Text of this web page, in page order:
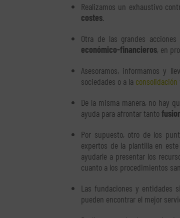
Realizamos un exhaustivo
costes.
Otra de las grandes
económico-financieros, en
Asesoramos, informamos y
sociedades o a la consolidación
De la misma manera, no hay
ayuda para afrontar tanto
Por supuesto, otro de los
expertos de la plantilla en
ayudarle a presentar los
cuanto a los procedimientos
Las fundaciones y entidades
pueden encontrar el mejor